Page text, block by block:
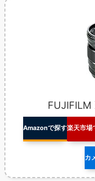
FUJIFILM
Amazonで探す楽天市場
カ